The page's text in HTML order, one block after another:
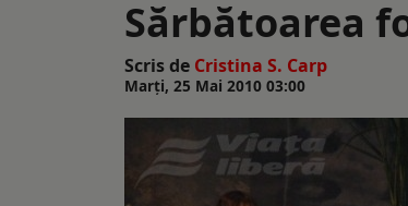
Sărbătoarea
Scris de Cristina S. Carp
Marți, 25 Mai 2010 03:00